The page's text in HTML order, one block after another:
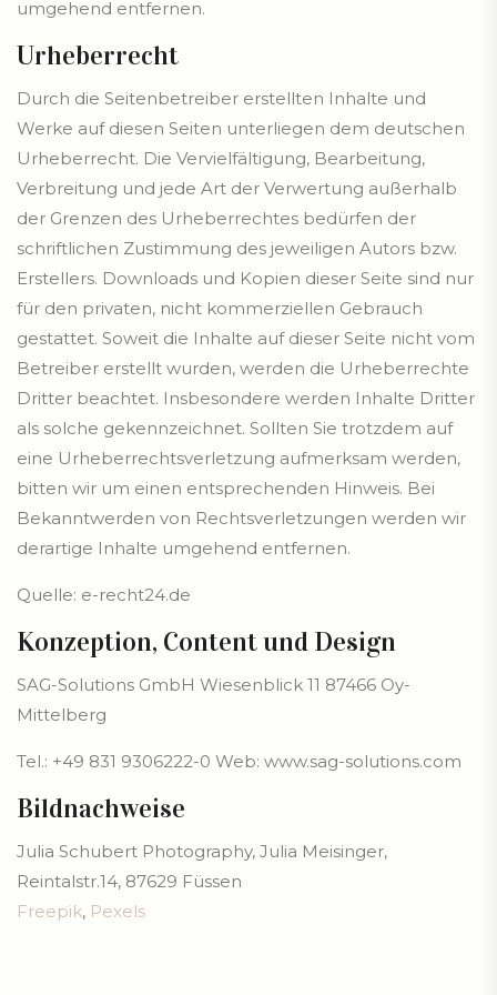
umgehend entfernen.
Urheberrecht
Durch die Seitenbetreiber erstellten Inhalte und
Werke auf diesen Seiten unterliegen dem deutschen
Urheberrecht. Die Vervielfältigung, Bearbeitung,
Verbreitung und jede Art der Verwertung außerhalb
der Grenzen des Urheberrechtes bedürfen der
schriftlichen Zustimmung des jeweiligen Autors bzw.
Erstellers. Downloads und Kopien dieser Seite sind nur
für den privaten, nicht kommerziellen Gebrauch
gestattet. Soweit die Inhalte auf dieser Seite nicht vom
Betreiber erstellt wurden, werden die Urheberrechte
Dritter beachtet. Insbesondere werden Inhalte Dritter
als solche gekennzeichnet. Sollten Sie trotzdem auf
eine Urheberrechtsverletzung aufmerksam werden,
bitten wir um einen entsprechenden Hinweis. Bei
Bekanntwerden von Rechtsverletzungen werden wir
derartige Inhalte umgehend entfernen.
Quelle: e-recht24.de
Konzeption, Content und Design
SAG-Solutions GmbH Wiesenblick 11 87466 Oy-
Mittelberg
Tel.: +49 831 9306222-0 Web: www.sag-solutions.com
Bildnachweise
Julia Schubert Photography, Julia Meisinger,
Reintalstr.14, 87629 Füssen
Freepik, Pexels